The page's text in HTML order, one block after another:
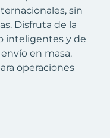
sin
Disfruta de la
inteligentes y de
en masa.
operaciones